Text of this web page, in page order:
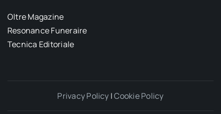
Oltre Magazine
Resonance Funeraire
Tecnica Editoriale
Privacy Policy |Cookie Policy